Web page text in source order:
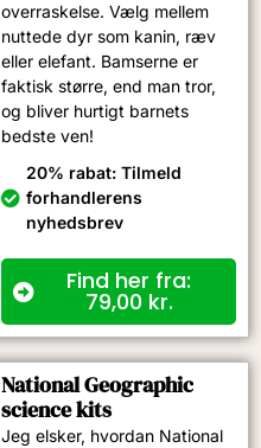
overraskelse. Vælg mellem
nuttede dyr som kanin, ræv
eller elefant. Bamserne er
faktisk større, end man tror,
og bliver hurtigt barnets
bedste ven!
20% rabat: Tilmeld
forhandlerens
nyhedsbrev
Find her fra:
79,00 kr.
National Geographic
science kits
Jeg elsker, hvordan National